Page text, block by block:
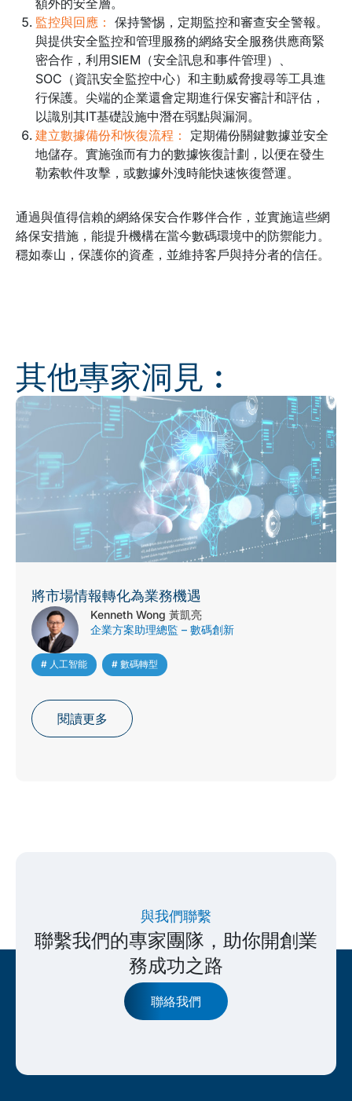
監控與回應： 保持警惕，定期監控和審查安全警報。
與提供安全監控和管理服務的網絡安全服務供應商緊
密合作，利用SIEM（安全訊息和事件管理）、
SOC（資訊安全監控中心）和主動威脅搜尋等工具進
行保護。尖端的企業還會定期進行保安審計和評估，
以識別其IT基礎設施中潛在弱點與漏洞。
建立數據備份和恢復流程：
定期備份關鍵數據並安全
地儲存。實施強而有力的數據恢復計劃，以便在發生
勒索軟件攻擊，或數據外洩時能快速恢復營運。
通過與值得信賴的網絡保安合作夥伴合作，並實施這些網
絡保安措施，能提升機構在當今數碼環境中的防禦能力。
穩如泰山，保護你的資產，並維持客戶與持分者的信任。
其他專家洞見︰
將市場情報轉化為業務機遇
Kenneth Wong 黃凱亮
企業方案助理總監 – 數碼創新
# 人工智能 # 數碼轉型
閱讀更多
與我們聯繫
聯繫我們的專家團隊，助你開創業
務成功之路
聯絡我們